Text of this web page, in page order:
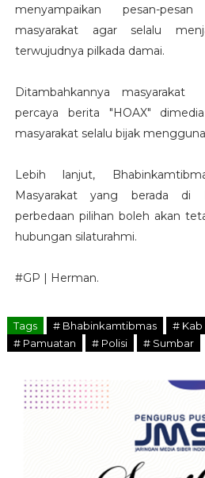
menyampaikan pesan-
masyarakat agar selalu
terwujudnya pilkada damai.
Ditambahkannya
percaya berita "HOAX"
masyarakat selalu bijak
Lebih lanjut,
Masyarakat yang berada di
perbedaan pilihan boleh akan
hubungan silaturahmi.
#GP | Herman.
Tags # Bhabinkamtibmas # Kab
# Pamuatan
# Polisi # Sumbar